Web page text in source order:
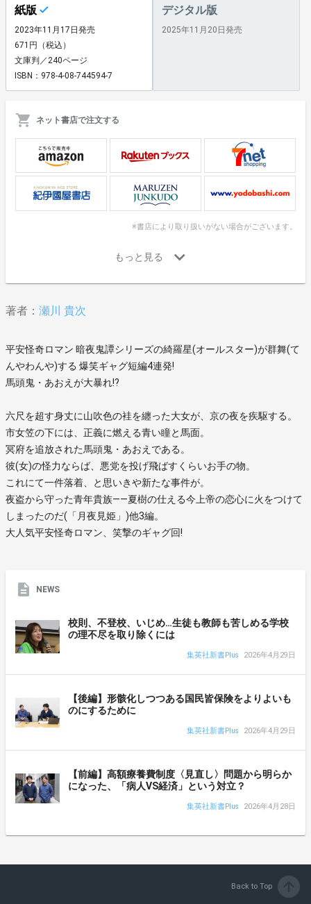
紙版
2023年11月17日発売
671円（税込）
文庫判／240ページ
ISBN：978-4-08-744594-7
デジタル版
2025年11月20日発売
ネット書店で注文する
※書店により取り扱いがない場合がございます。
著者： 瀬川 貴次
平安怪奇ロマン 暗夜鬼譚シリーズの綺羅星(オールスター)が群舞(て
んやわんや)する 爆笑ギャグ短編4連発!
馬頭鬼・あおえが大暴れ!?
六尺を超す身丈に山吹色の袿を纏った大女が、京の夜を疾駆する。
市女笠の下には、正義に燃える青い瞳と馬面。
冥府を追放された馬頭鬼・あおえである。
彼(女)の怪力ならば、悪党を投げ飛ばすくらいお手の物。
これにて一件落着、と思いきや新たな事件が。
夜盗から守った青年貴族――夏樹の仕える今上帝の恋心に火をつけて
しまったのだ(「月夜見姫」)他3編。
大人気平安怪奇ロマン、笑撃のギャグ回!
NEWS
校則、不登校、いじめ…生徒も教師も苦しめる学校
の理不尽を取り除くには
集英社新書Plus 2026年4月29日
【後編】形骸化しつつある国民皆保険をよりよいも
のにするために
集英社新書Plus 2026年4月29日
【前編】高額療養費制度〈見直し〉問題から明らか
になった、「病人VS経済」という対立？
集英社新書Plus 2026年4月28日
Back to Top